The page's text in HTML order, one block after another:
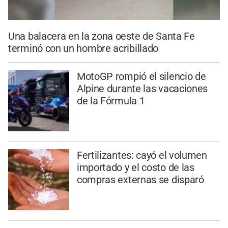
Una balacera en la zona oeste de Santa Fe
terminó con un hombre acribillado
MotoGP rompió el silencio de
Alpine durante las vacaciones
de la Fórmula 1
Fertilizantes: cayó el volumen
importado y el costo de las
compras externas se disparó